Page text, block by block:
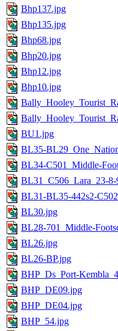
Bhp137.jpg
Bhp135.jpg
Bhp68.jpg
Bhp20.jpg
Bhp12.jpg
Bhp10.jpg
BU1.jpg
BL35-
BL34-C501_Middle-
BL31_C506_Lara_23-
BL31-BL35-442s2-
BL30.jpg
BL28-701_Middle-
BL26.jpg
BL26-BP.jpg
BHP_Ds_Port-
BHP_DE09.jpg
BHP_DE04.jpg
BHP_54.jpg